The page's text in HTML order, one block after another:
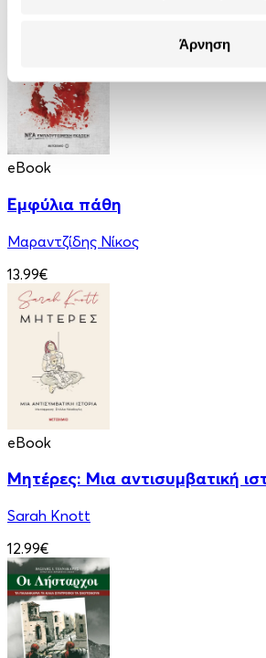
Άρνηση
eBook
Εμφύλια πάθη
Μαραντζίδης Νίκος
13.99€
eBook
Μητέρες: Μια αντισυμβατική
Sarah Knott
12.99€